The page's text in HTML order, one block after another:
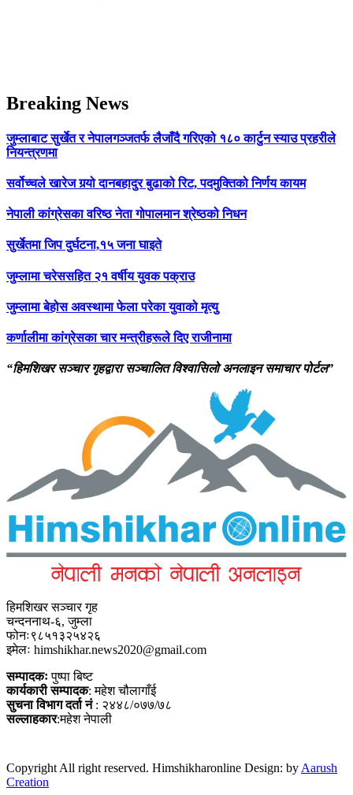
Breaking News
जुम्लाबाट सुर्खेत र नेपालगञ्जतर्फ लैजाँदै गरिएको १८० कार्टुन स्याउ प्रहरीले
नियन्त्रणमा
सर्वोच्चले खारेज गर्‍यो दानबहादुर बुढाको रिट, पदमुक्तिको निर्णय कायम
नेपाली कांग्रेसका वरिष्ठ नेता गोपालमान श्रेष्ठको निधन
सुर्खेतमा जिप दुर्घटना,१५ जना घाइते
जुम्लामा चरेससहित २१ वर्षीय युवक पक्राउ
जुम्लामा बेहोस अवस्थामा फेला परेका युवाको मृत्यु
कर्णालीमा कांग्रेसका चार मन्त्रीहरूले दिए राजीनामा
“हिमशिखर सञ्चार गृहद्वारा सञ्चालित विश्वासिलो अनलाइन समाचार पोर्टल”
हिमशिखर सञ्चार गृह
चन्दननाथ-६, जुम्ला
फोनः९८५१३२५४२६
इमेलः himshikhar.news2020@gmail.com
सम्पादकःपुष्पा बिष्ट
कार्यकारी सम्पादक: महेश चौलागाँई
सुचना विभाग दर्ता नं: २४४८/०७७/७८
सल्लाहकार:महेश नेपाली
Copyright All right reserved. Himshikharonline Design: by Aarush
Creation